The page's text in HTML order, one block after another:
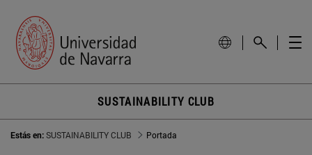
SUSTAINABILITY CLUB
Estás en:SUSTAINABILITY CLUB Portada